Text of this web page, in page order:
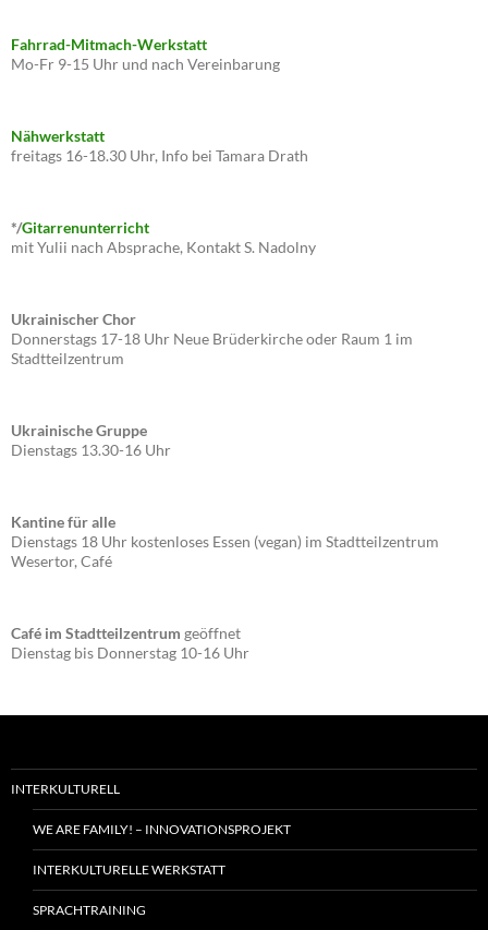
Fahrrad-Mitmach-Werkstatt
Mo-Fr 9-15 Uhr und nach Vereinbarung
Nähwerkstatt
freitags 16-18.30 Uhr, Info bei Tamara Drath
*/Gitarrenunterricht
mit Yulii nach Absprache, Kontakt S. Nadolny
Ukrainischer Chor
Donnerstags 17-18 Uhr Neue Brüderkirche oder Raum 1 im
Stadtteilzentrum
Ukrainische Gruppe
Dienstags 13.30-16 Uhr
Kantine für alle
Dienstags 18 Uhr kostenloses Essen (vegan) im Stadtteilzentrum
Wesertor, Café
Café im Stadtteilzentrum geöffnet
Dienstag bis Donnerstag 10-16 Uhr
INTERKULTURELL
WE ARE FAMILY! – INNOVATIONSPROJEKT
INTERKULTURELLE WERKSTATT
SPRACHTRAINING